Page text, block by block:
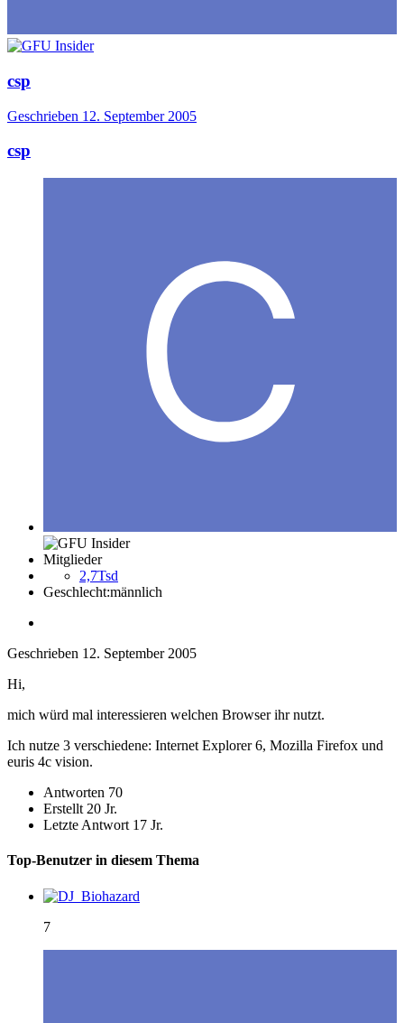
csp
Geschrieben 12. September 2005
csp
Mitglieder
2,7Tsd
Geschlecht:männlich
Geschrieben 12. September 2005
Hi,
mich würd mal interessieren welchen Browser ihr nutzt.
Ich nutze 3 verschiedene: Internet Explorer 6, Mozilla Firefox und
euris 4c vision.
Antworten 70
Erstellt 20 Jr.
Letzte Antwort 17 Jr.
Top-Benutzer in diesem Thema
7